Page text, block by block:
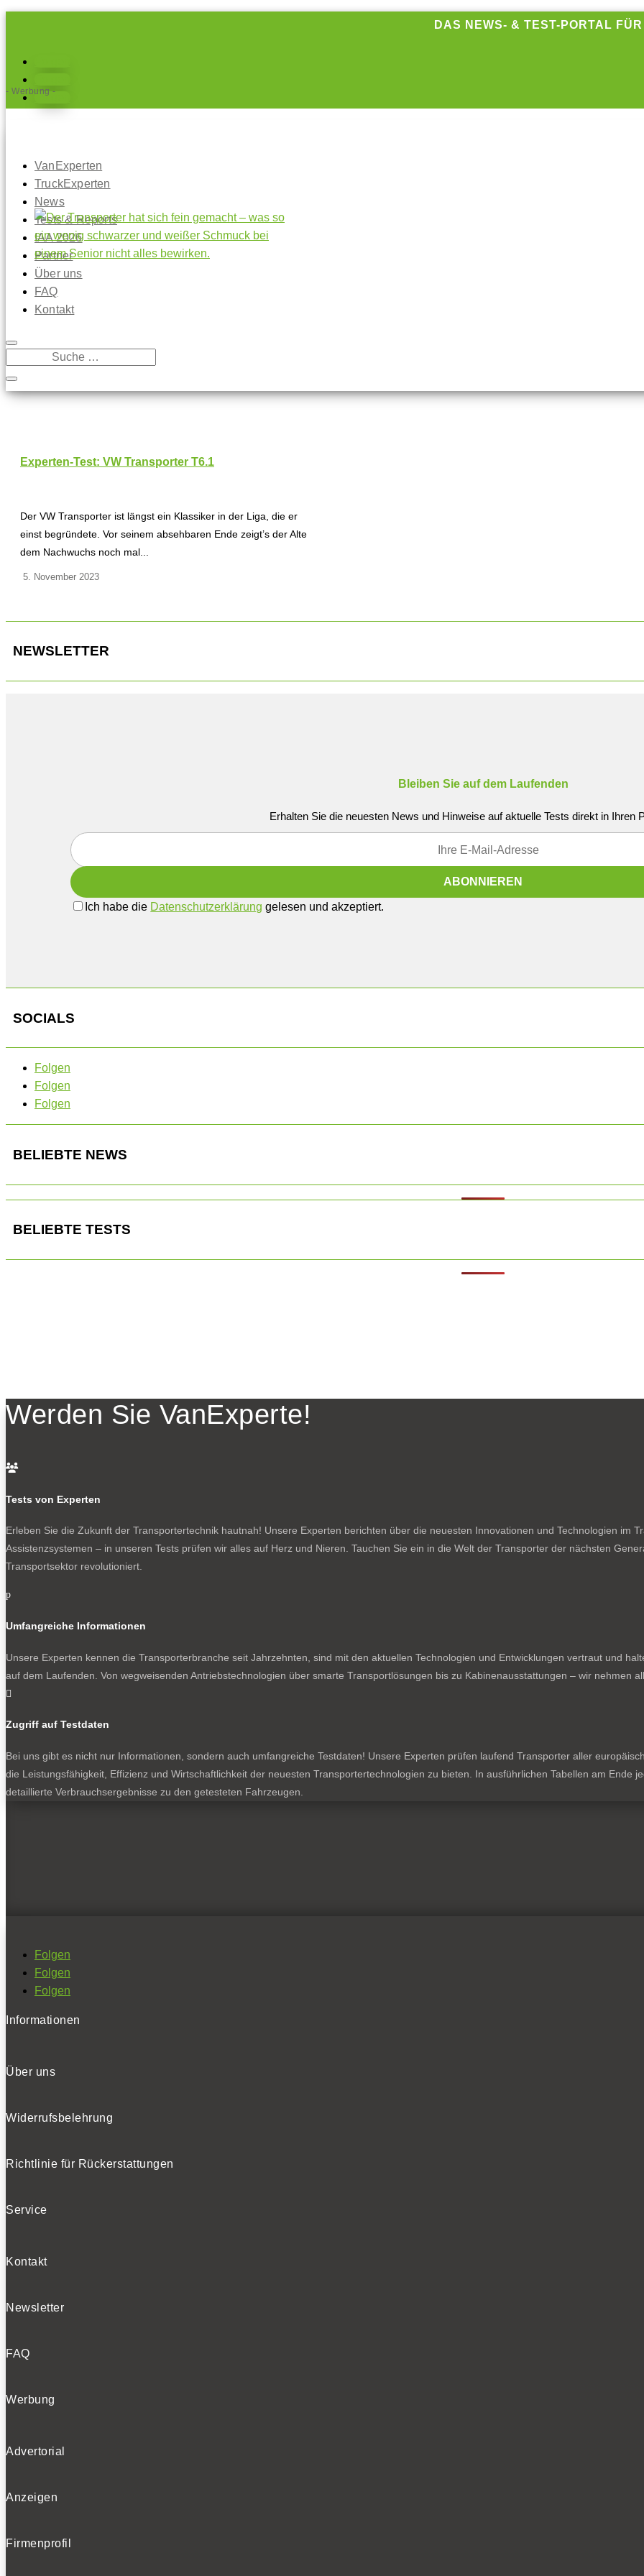
DAS NEWS- & TEST-PORTAL
Folgen
VanExperten
TruckExperten
News
Tests & Reports
IAA 2026
Partner
Über uns
FAQ
Kontakt
- Werbung -
Experten-Test: VW Transporter T6.1
Der VW Transporter ist längst ein Klassiker in der Liga, die er
einst begründete. Vor seinem absehbaren Ende zeigt’s der Alte
dem Nachwuchs noch mal...
5. November 2023
NEWSLETTER
Bleiben Sie auf dem Laufenden
Erhalten Sie die neuesten News und Hinweise auf aktuelle Tests direkt in Ihren
Ich habe die Datenschutzerklärung gelesen und akzeptiert.
SOCIALS
Folgen
Folgen
Folgen
BELIEBTE NEWS
BELIEBTE TESTS
Werden Sie VanExperte!

Tests von Experten
Erleben Sie die Zukunft der Transportertechnik hautnah! Unsere Experten berichten über die neuesten Innovationen und Technologien im
Assistenzsystemen – in unseren Tests prüfen wir alles auf Herz und Nieren. Tauchen Sie ein in die Welt der Transporter der nächsten
Transportsektor revolutioniert.
p
Umfangreiche Informationen
Unsere Experten kennen die Transporterbranche seit Jahrzehnten, sind mit den aktuellen Technologien und Entwicklungen vertraut und
auf dem Laufenden. Von wegweisenden Antriebstechnologien über smarte Transportlösungen bis zu Kabinenausstattungen – wir nehmen

Zugriff auf Testdaten
Bei uns gibt es nicht nur Informationen, sondern auch umfangreiche Testdaten! Unsere Experten prüfen laufend Transporter aller
die Leistungsfähigkeit, Effizienz und Wirtschaftlichkeit der neuesten Transportertechnologien zu bieten. In ausführlichen Tabellen am Ende
detaillierte Verbrauchsergebnisse zu den getesteten Fahrzeugen.
Folgen
Folgen
Folgen
Informationen
Über uns
Widerrufsbelehrung
Richtlinie für Rückerstattungen
Service
Kontakt
Newsletter
FAQ
Werbung
Advertorial
Anzeigen
Firmenprofil